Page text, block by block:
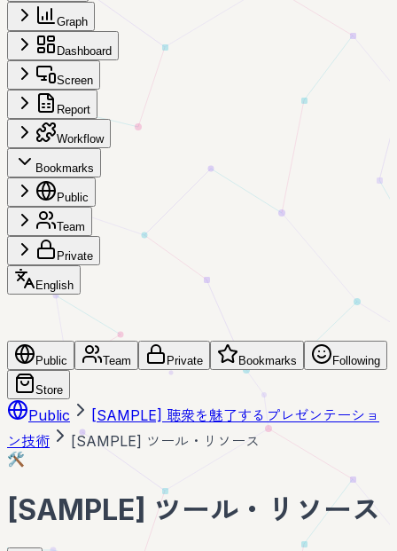
Graph
Dashboard
Screen
Report
Workflow
Bookmarks
Public
Team
Private
English
Public Team Private Bookmarks Following
Store
Public
[SAMPLE] 聴衆を魅了するプレゼンテーショ
ン技術
[SAMPLE] ツール・リソース
🛠️
[SAMPLE] ツール・リソース